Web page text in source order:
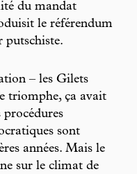
du mandat
le référendum
putschiste.
– les Gilets
triomphe, ça avait
sont
années. Mais le
sur le climat de